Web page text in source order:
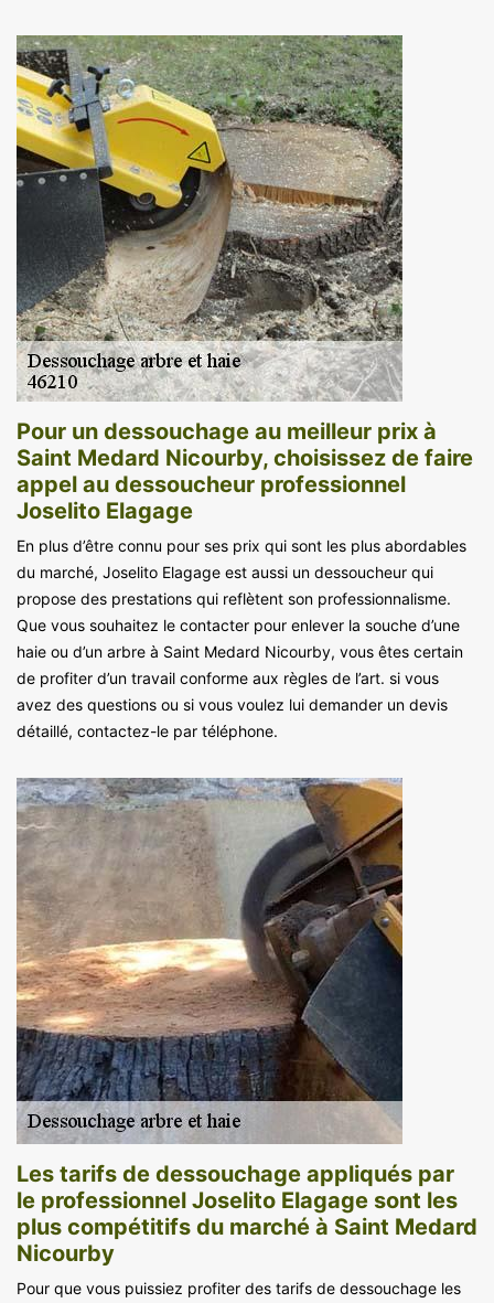
Pour un dessouchage au meilleur prix à
Saint Medard Nicourby, choisissez de faire
appel au dessoucheur professionnel
Joselito Elagage
En plus d’être connu pour ses prix qui sont les plus abordables
du marché, Joselito Elagage est aussi un dessoucheur qui
propose des prestations qui reflètent son professionnalisme.
Que vous souhaitez le contacter pour enlever la souche d’une
haie ou d’un arbre à Saint Medard Nicourby, vous êtes certain
de profiter d’un travail conforme aux règles de l’art. si vous
avez des questions ou si vous voulez lui demander un devis
détaillé, contactez-le par téléphone.
Les tarifs de dessouchage appliqués par
le professionnel Joselito Elagage sont les
plus compétitifs du marché à Saint Medard
Nicourby
Pour que vous puissiez profiter des tarifs de dessouchage les